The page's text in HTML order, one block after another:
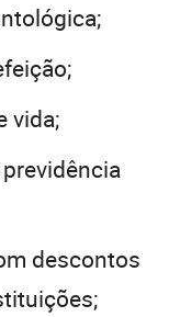
vida;
descontos